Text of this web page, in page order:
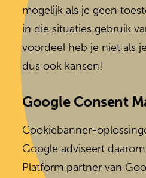
mogelijk als je geen
in die situaties gebruik
voordeel heb je niet als
dus ook kansen!
Google Consent
Cookiebanner-
Google adviseert
Platform partner van